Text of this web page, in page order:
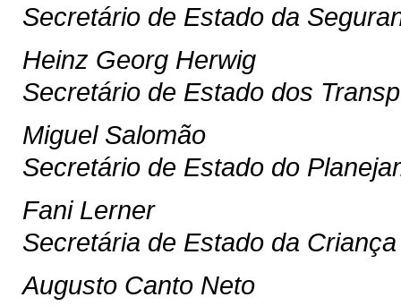
Secretário de Estado da
Heinz Georg Herwig
Secretário de Estado dos
Miguel Salomão
Secretário de Estado do
Fani Lerner
Secretária de Estado da
Augusto Canto Neto